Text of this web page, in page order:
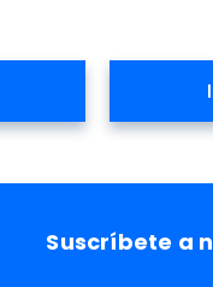
Suscríbete a